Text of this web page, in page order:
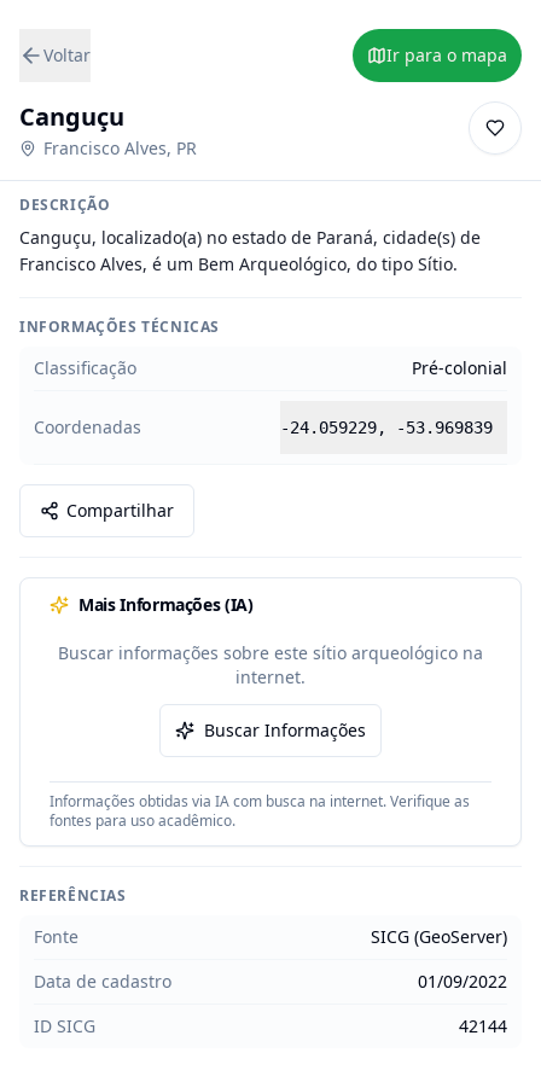
Voltar Ir para o mapa
Canguçu
Francisco Alves, PR
DESCRIÇÃO
Canguçu, localizado(a) no estado de Paraná, cidade(s) de
Francisco Alves, é um Bem Arqueológico, do tipo Sítio.
INFORMAÇÕES TÉCNICAS
Classificação Pré-colonial
Coordenadas -24.059229, -53.969839
Compartilhar
Mais Informações (IA)
Buscar informações sobre este sítio arqueológico na
internet.
Buscar Informações
Informações obtidas via IA com busca na internet. Verifique as
fontes para uso acadêmico.
REFERÊNCIAS
Fonte
SICG (GeoServer)
Data de cadastro
01/09/2022
ID SICG
42144